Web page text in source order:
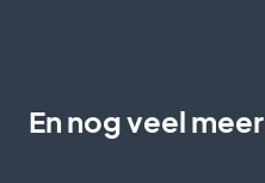
En nog veel meer